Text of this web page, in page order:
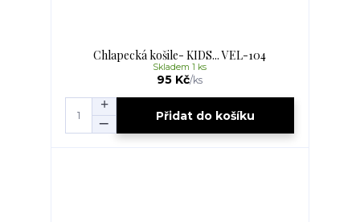
Chlapecká košile- KIDS... VEL-104
95 Kč/ks
Skladem 1 ks
Přidat do košíku